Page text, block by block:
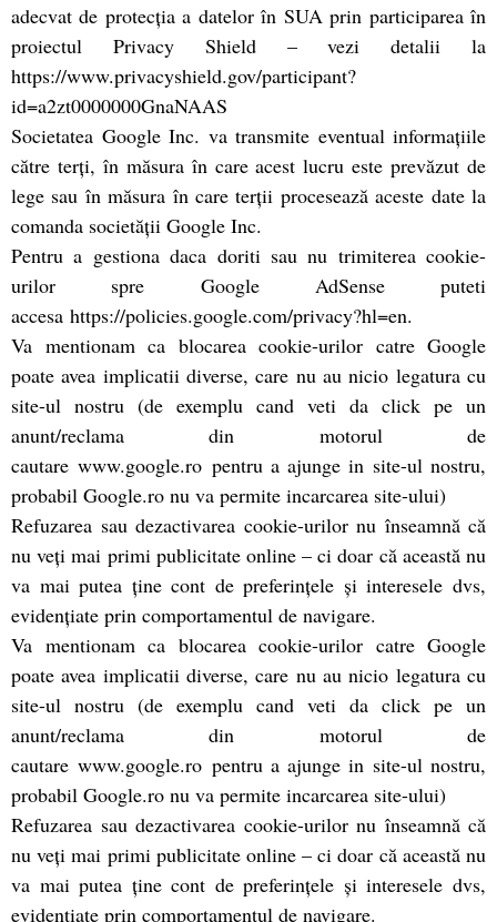
adecvat de protecția a datelor în SUA prin participarea în
proiectul Privacy Shield – vezi detalii la
https://www.privacyshield.gov/participant?
id=a2zt0000000GnaNAAS
Societatea Google Inc. va transmite eventual informaţiile
către terţi, în măsura în care acest lucru este prevăzut de
lege sau în măsura în care terţii procesează aceste date la
comanda societăţii Google Inc.
Pentru a gestiona daca doriti sau nu trimiterea cookie-
urilor spre Google AdSense puteti
accesa https://policies.google.com/privacy?hl=en.
Va mentionam ca blocarea cookie-urilor catre Google
poate avea implicatii diverse, care nu au nicio legatura cu
site-ul nostru (de exemplu cand veti da click pe un
anunt/reclama din motorul de
cautare www.google.ro pentru a ajunge in site-ul nostru,
probabil Google.ro nu va permite incarcarea site-ului)
Refuzarea sau dezactivarea cookie-urilor nu înseamnă că
nu veţi mai primi publicitate online – ci doar că această nu
va mai putea ţine cont de preferinţele şi interesele dvs,
evidenţiate prin comportamentul de navigare.
Va mentionam ca blocarea cookie-urilor catre Google
poate avea implicatii diverse, care nu au nicio legatura cu
site-ul nostru (de exemplu cand veti da click pe un
anunt/reclama din motorul de
cautare www.google.ro pentru a ajunge in site-ul nostru,
probabil Google.ro nu va permite incarcarea site-ului)
Refuzarea sau dezactivarea cookie-urilor nu înseamnă că
nu veţi mai primi publicitate online – ci doar că această nu
va mai putea ţine cont de preferinţele şi interesele dvs,
evidenţiate prin comportamentul de navigare.